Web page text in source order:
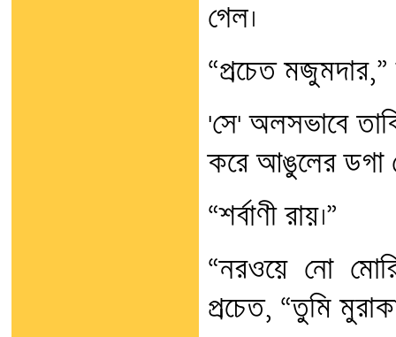
গেল।
“প্রচেত মজুমদার,”
'সে' অলসভাবে
করে আঙুলের ডগা
“শর্বাণী রায়।”
“নরওয়ে নো
প্রচেত, “তুমি